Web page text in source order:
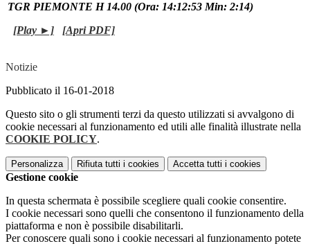
TGR PIEMONTE H 14.00 (Ora: 14:12:53 Min: 2:14)
[Play ►]
[Apri PDF]
Notizie
Pubblicato il 16-01-2018
Questo sito o gli strumenti terzi da questo utilizzati si avvalgono di
cookie necessari al funzionamento ed utili alle finalità illustrate nella
COOKIE POLICY.
Personalizza Rifiuta tutti i cookies Accetta tutti i cookies
Gestione cookie
In questa schermata è possibile scegliere quali cookie consentire.
I cookie necessari sono quelli che consentono il funzionamento della
piattaforma e non è possibile disabilitarli.
Per conoscere quali sono i cookie necessari al funzionamento potete